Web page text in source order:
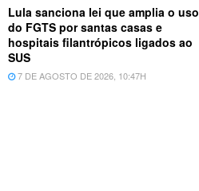
Lula sanciona lei que amplia o uso
do FGTS por santas casas e
hospitais filantrópicos ligados ao
SUS
7 DE AGOSTO DE 2026, 10:47H